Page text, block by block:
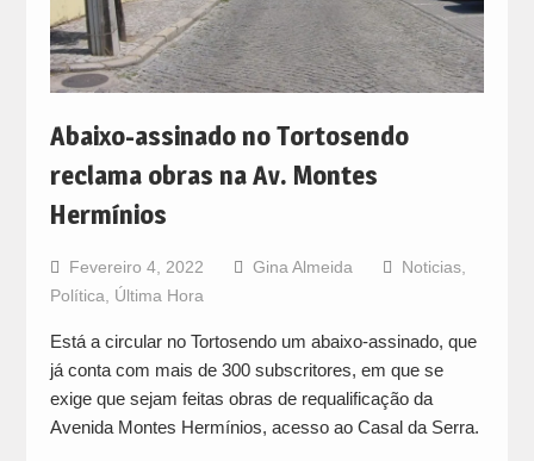
Abaixo-assinado no Tortosendo
reclama obras na Av. Montes
Hermínios
Fevereiro 4, 2022 Gina Almeida Noticias,
Política
Última Hora
Está a circular no Tortosendo um abaixo-assinado, que
já conta com mais de 300 subscritores, em que se
exige que sejam feitas obras de requalificação da
Avenida Montes Hermínios, acesso ao Casal da Serra.